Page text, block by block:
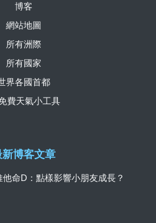
博客
網站地圖
所有洲際
所有國家
界各國首都
費天氣小工具
新博客文章
命D：點樣影響小朋友成長？